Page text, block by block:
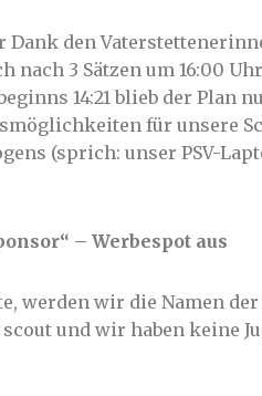
den
3 Sätzen um 16:00
14:21 blieb der Plan
für unsere
(sprich: unser PSV-
– Werbespot aus
werden wir die Namen
und wir haben keine